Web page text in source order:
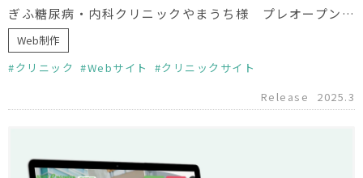
ぎふ糖尿病・内科クリニックやまうち様 プレオープンサイト制作
Web制作
クリニック
Webサイト
クリニックサイト
Release
2025.3